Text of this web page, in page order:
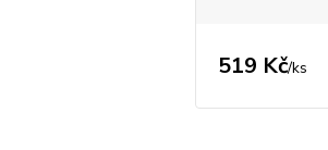
519 Kč/ks